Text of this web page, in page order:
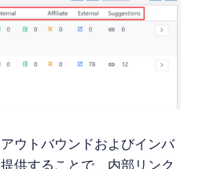
ウトバウンドおよびインバ